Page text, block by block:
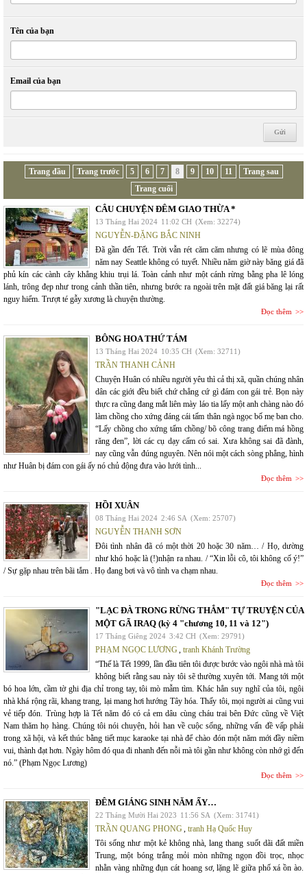
Tên của bạn
Email của bạn
Trang đầu Trang trước 5 6 7 8 9 10 11
Trang sau
Trang cuối
CÂU CHUYỆN ĐÊM GIAO THỪA *
13 Tháng Hai 2024 11:02 CH (Xem: 32274)
NGUYỄN-ĐẶNG BẮC NINH
Đã gần đến Tết. Trời vẫn rét căm căm nhưng có lẽ mùa đông
năm nay Seattle không có tuyết. Nhiều năm giờ này băng giá đã
phủ kín các cành cây khẳng khiu trụi lá. Toàn cảnh như một cánh rừng bằng pha lê lóng
lánh, trông đẹp như trong cảnh thần tiên, nhưng bước ra ngoài trên mặt đất giá băng lại rất
nguy hiểm. Trượt té gẫy xương là chuyện thường.
Đọc thêm
BÔNG HOA THỨ TÁM
13 Tháng Hai 2024 10:35 CH (Xem: 32711)
TRẦN THANH CẢNH
Chuyện Huân có nhiều người yêu thì cả thị xã, quần chúng nhân
dân các giới đều biết chứ chẳng cứ gì đám con gái trẻ. Bọn này
thực ra cũng đang mắt liên mày láo tia lấy một anh chàng nào đó
làm chồng cho xứng đáng cái tấm thân ngà ngọc bố mẹ ban cho.
“Lấy chồng cho xứng tấm chồng/ bõ công trang điểm má hồng
răng đen”, lời các cụ dạy cấm có sai. Xưa không sai đã đành,
nay cũng vẫn đúng nguyên. Nên nói một cách sòng phẳng, hình
như Huân bị đám con gái ấy nó chủ động đưa vào lưới tình...
Đọc thêm
HỒI XUÂN
08 Tháng Hai 2024 2:46 SA (Xem: 25707)
NGUYỄN THANH SƠN
Đôi tình nhân đã có một thời 20 hoặc 30 năm… / Họ, dường
như khó hoặc là (!)nhận ra nhau. / “Xin lỗi cô, tôi không cố ý!”
/ Sự gặp nhau trên bãi tắm . Họ đang bơi và vô tình va chạm nhau.
Đọc thêm
"LẠC ĐÀ TRONG RỪNG THẲM" TỰ TRUYỆN CỦA
MỘT GÃ IRAQ (kỳ 4 "chương 10, 11 và 12")
17 Tháng Giêng 2024 3:42 CH (Xem: 29791)
PHẠM NGỌC LƯƠNG tranh Khánh Trường
“Thế là Tết 1999, lần đầu tiên tôi được bước vào ngôi nhà mà tôi
không biết rằng sau này tôi sẽ thường xuyên tới. Mang tới một
bó hoa lớn, cầm tờ ghi địa chỉ trong tay, tôi mò mẫm tìm. Khác hẳn suy nghĩ của tôi, ngôi
nhà khá rộng rãi, khang trang, lại mang hơi hướng Tây hóa. Thấy tôi, mọi người ai cũng vui
vẻ tiếp đón. Trùng hợp là Tết năm đó có cả em dâu cùng cháu trai bên Đức cũng về Việt
Nam thăm họ hàng. Chúng tôi nói chuyện, hỏi han về cuộc sống, những vấn đề vấp phải
trong xã hội, và kết thúc bằng tiết mục karaoke tại nhà để chào đón một năm mới đầy niềm
vui, thành đạt hơn. Ngày hôm đó qua đi nhanh đến nỗi mà tôi gần như không còn nhớ gì đến
nó.” (Phạm Ngọc Lương)
Đọc thêm
ĐÊM GIÁNG SINH NĂM ẤY…
22 Tháng Mười Hai 2023 11:56 SA (Xem: 31741)
TRẦN QUANG PHONG tranh Hạ Quốc Huy
Tôi sống như một kẻ không nhà, lang thang suốt dãi đất miền
Trung, một bóng trắng mỏi mòn những ngọn đồi trọc, nhọc
nhằn vàng những đụn cát hoang sơ, lặng lẽ giữa phố xá ồn ào.